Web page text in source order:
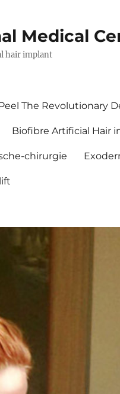
Medical
hair implant
The Revolutionary
Biofibre Artificial Hair
chirurgie